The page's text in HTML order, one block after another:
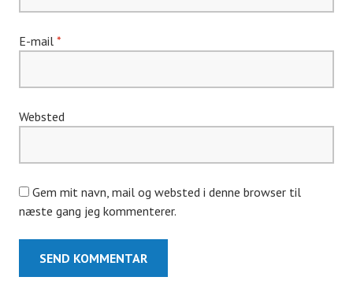
E-mail *
Websted
Gem mit navn, mail og websted i denne browser til
næste gang jeg kommenterer.